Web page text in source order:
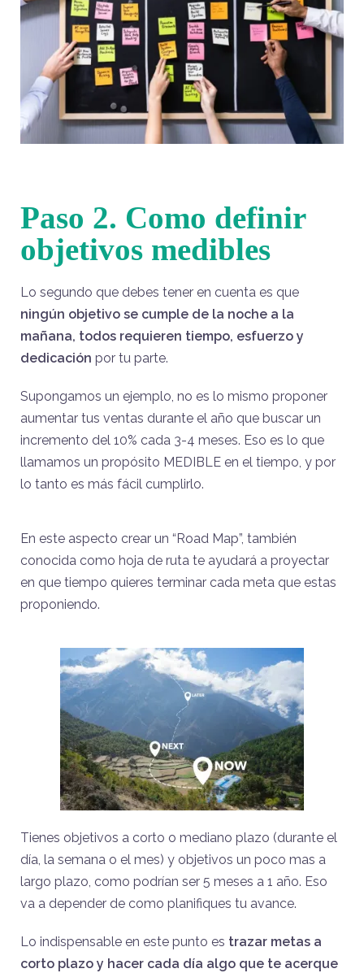
Paso 2. Como definir
objetivos medibles
Lo segundo que debes tener en cuenta es que
ningún objetivo se cumple de la noche a la
mañana, todos requieren tiempo, esfuerzo y
dedicación por tu parte.
Supongamos un ejemplo, no es lo mismo proponer
aumentar tus ventas durante el año que buscar un
incremento del 10% cada 3-4 meses. Eso es lo que
llamamos un propósito MEDIBLE en el tiempo, y por
lo tanto es más fácil cumplirlo.
En este aspecto crear un “Road Map”, también
conocida como hoja de ruta te ayudará a proyectar
en que tiempo quieres terminar cada meta que estas
proponiendo.
Tienes objetivos a corto o mediano plazo (durante el
día, la semana o el mes) y objetivos un poco mas a
largo plazo, como podrían ser 5 meses a 1 año. Eso
va a depender de como planifiques tu avance.
Lo indispensable en este punto es trazar metas a
corto plazo y hacer cada día algo que te acerque